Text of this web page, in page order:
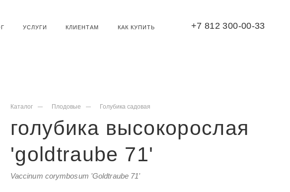
УСЛУГИ КЛИЕНТАМ КАК КУПИТЬ +7 812 300-00-33
Каталог Плодовые Голубика садовая
голубика высокорослая
'goldtraube 71'
Vaccinum corymbosum 'Goldtraube 71'